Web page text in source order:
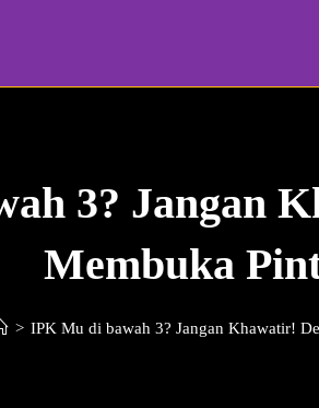
3? Jangan
Membuka
> IPK Mu di bawah 3? Jangan Khawatir!